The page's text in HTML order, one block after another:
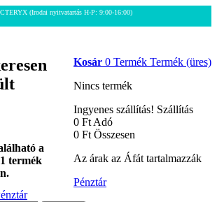
(Irodai nyitvatartás H-P: 9:00-16:00)
Kosár 0 Termék Termék (üres)
Nincs termék
Ingyenes szállítás! Szállítás
0 Ft‎ Adó
0 Ft‎ Összesen
Az árak az Áfát tartalmazzák
Pénztár
a
termék